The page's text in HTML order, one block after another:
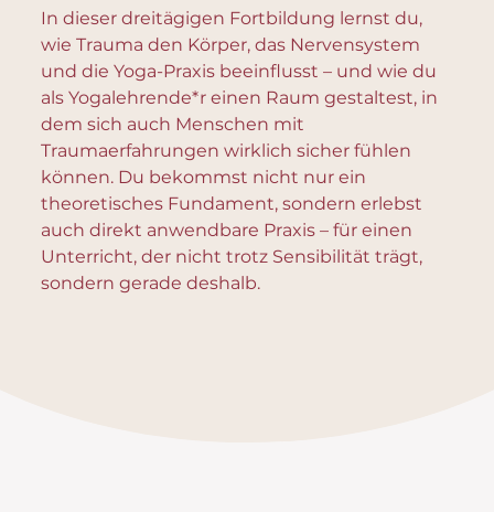
In dieser dreitägigen Fortbildung lernst du,
wie Trauma den Körper, das Nervensystem
und die Yoga-Praxis beeinflusst – und wie du
als Yogalehrende*r einen Raum gestaltest, in
dem sich auch Menschen mit
Traumaerfahrungen wirklich sicher fühlen
können. Du bekommst nicht nur ein
theoretisches Fundament, sondern erlebst
auch direkt anwendbare Praxis – für einen
Unterricht, der nicht trotz Sensibilität trägt,
sondern gerade deshalb.